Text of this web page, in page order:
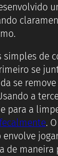
simples de
se
se
a
para a
.
de maneira